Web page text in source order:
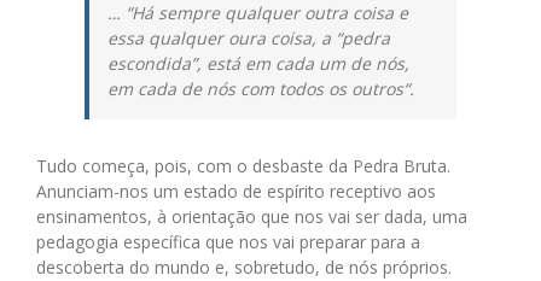
… “Há sempre qualquer outra coisa e
essa qualquer oura coisa, a “pedra
escondida”, está em cada um de nós,
em cada de nós com todos os outros“.
Tudo começa, pois, com o desbaste da Pedra Bruta.
Anunciam-nos um estado de espírito receptivo aos
ensinamentos, à orientação que nos vai ser dada, uma
pedagogia específica que nos vai preparar para a
descoberta do mundo e, sobretudo, de nós próprios.